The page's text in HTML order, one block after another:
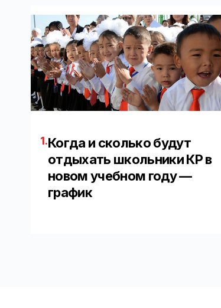
1.Когда и сколько будут
отдыхать школьники КР в
новом учебном году —
график